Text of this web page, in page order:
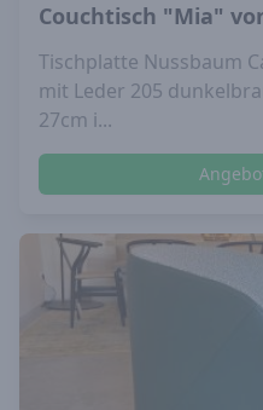
Couchtisch "Mia"
Tischplatte Nussbaum
mit Leder 205
27cm i...